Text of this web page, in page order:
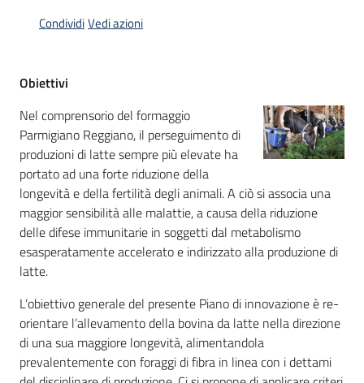
Seguici
CondividiVedi azioni
Obiettivi
Nel comprensorio del formaggio
Parmigiano Reggiano, il perseguimento di
produzioni di latte sempre più elevate ha
portato ad una forte riduzione della
longevità e della fertilità degli animali. A ciò si associa una
maggior sensibilità alle malattie, a causa della riduzione
delle difese immunitarie in soggetti dal metabolismo
esasperatamente accelerato e indirizzato alla produzione di
latte.
L’obiettivo generale del presente Piano di innovazione è re-
orientare l’allevamento della bovina da latte nella direzione
di una sua maggiore longevità, alimentandola
prevalentemente con foraggi di fibra in linea con i dettami